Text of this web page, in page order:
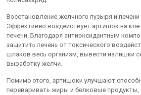
Восстановление желчного пузыря и печени
Эффективно воздействует артишок на
печени. Благодаря антиоксидантным
защитить печень от токсического
шлаков весь организм, вывести излишки
выработку желчи.
Помимо этого, артишоки улучшают
переваривать жиры и белковые продукты,